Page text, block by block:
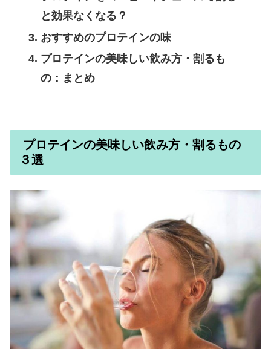
と効果なくなる？
おすすめのプロテインの味
プロテインの美味しい飲み方・割るも
の：まとめ
プロテインの美味しい飲み方・割るもの
３選